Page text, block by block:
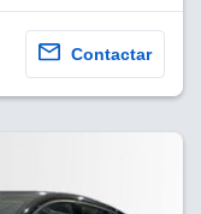
Contactar